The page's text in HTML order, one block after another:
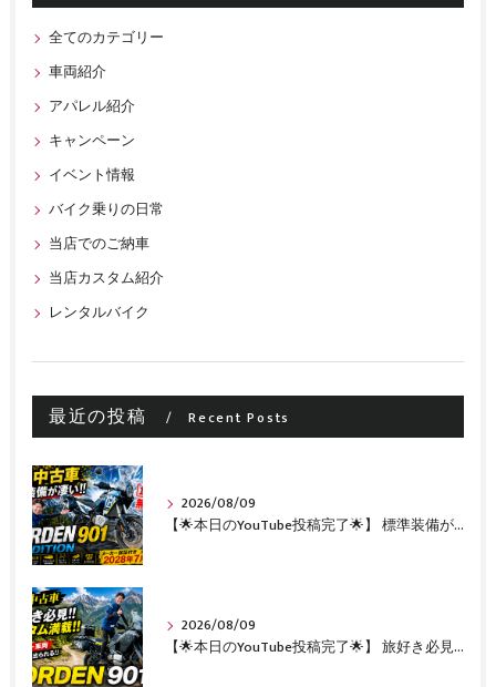
全てのカテゴリー
車両紹介
アパレル紹介
キャンペーン
イベント情報
バイク乗りの日常
当店でのご納車
当店カスタム紹介
レンタルバイク
最近の投稿 Recent Posts
2026/08/09
【🌟本日のYouTube投稿完了🌟】 標準装備が凄い!!1オーナー・無転倒の極上中古車🔥 「NORDEN 901 EXPEDITION」が入荷いたしました✨ 【Husqvarna Motorcycles山形】
2026/08/09
【🌟本日のYouTube投稿完了🌟】 旅好き必見🔥!!カスタム満載の極上中古車！ 「NORDEN 901」が入荷いたしました✨【Husqvarna Motorcycles山形】